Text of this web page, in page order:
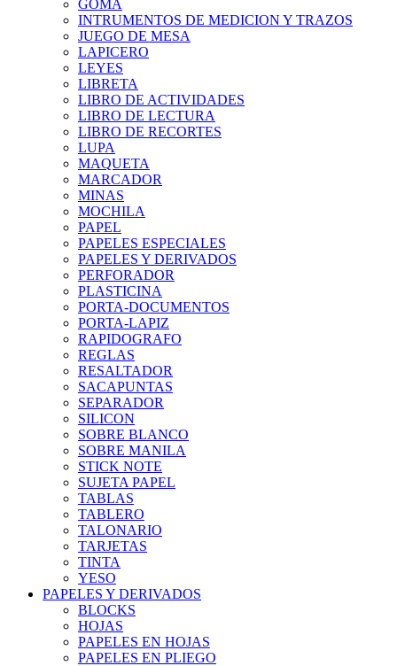
GOMA
INTRUMENTOS DE MEDICION Y TRAZOS
JUEGO DE MESA
LAPICERO
LEYES
LIBRETA
LIBRO DE ACTIVIDADES
LIBRO DE LECTURA
LIBRO DE RECORTES
LUPA
MAQUETA
MARCADOR
MINAS
MOCHILA
PAPEL
PAPELES ESPECIALES
PAPELES Y DERIVADOS
PERFORADOR
PLASTICINA
PORTA-DOCUMENTOS
PORTA-LAPIZ
RAPIDOGRAFO
REGLAS
RESALTADOR
SACAPUNTAS
SEPARADOR
SILICON
SOBRE BLANCO
SOBRE MANILA
STICK NOTE
SUJETA PAPEL
TABLAS
TABLERO
TALONARIO
TARJETAS
TINTA
YESO
PAPELES Y DERIVADOS
BLOCKS
HOJAS
PAPELES EN HOJAS
PAPELES EN PLIEGO